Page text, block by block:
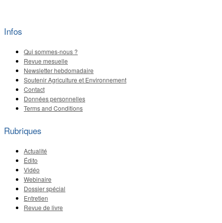
Infos
Qui sommes-nous ?
Revue mesuelle
Newsletter hebdomadaire
Soutenir Agriculture et Environnement
Contact
Données personnelles
Terms and Conditions
Rubriques
Actualité
Édito
Vidéo
Webinaire
Dossier spécial
Entretien
Revue de livre